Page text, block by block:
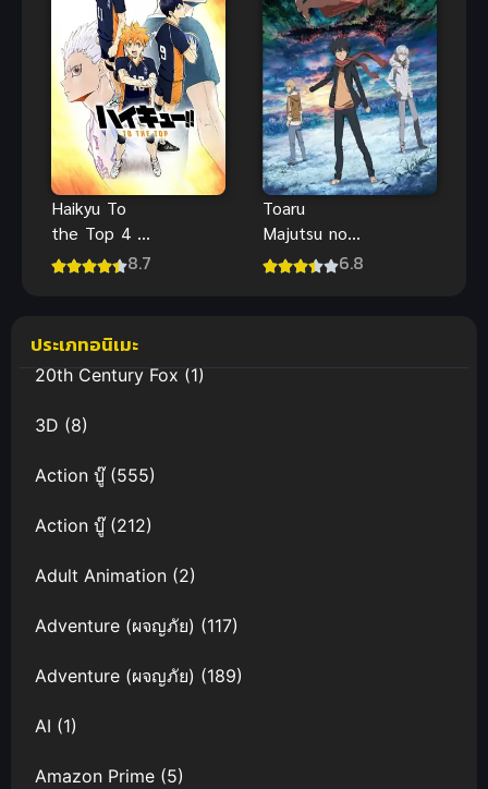
Haikyu To
the Top 4 ไฮ
คิว!! คู่ตบฟ้า8.7
Toaru
Majutsu no
Index III อิน
6.8
ประเภทอนิเมะ
20th Century Fox(1)
3D (8)
Action บู๊(555)
Action บู๊(212)
Adult Animation (2)
Adventure (ผจญภัย) (117)
Adventure (ผจญภัย) (189)
AI (1)
Amazon Prime (5)